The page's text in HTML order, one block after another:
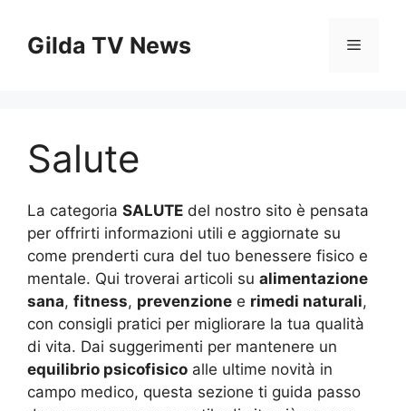
contenuto
Gilda TV News Menu
Salute
La categoria SALUTE del nostro sito è pensata
per offrirti informazioni utili e aggiornate su
come prenderti cura del tuo benessere fisico e
mentale. Qui troverai articoli su alimentazione
sana, fitness, prevenzione e rimedi naturali,
con consigli pratici per migliorare la tua qualità
di vita. Dai suggerimenti per mantenere un
equilibrio psicofisico alle ultime novità in
campo medico, questa sezione ti guida passo